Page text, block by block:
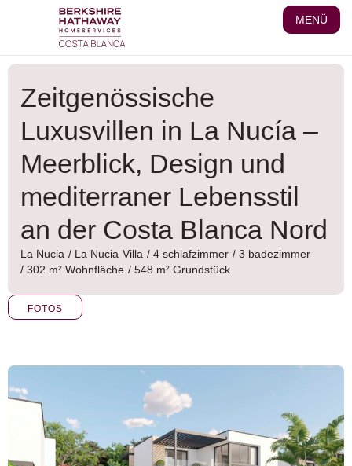
MENÜ
Zeitgenössische
Luxusvillen in La Nucía –
Meerblick, Design und
mediterraner Lebensstil
an der Costa Blanca Nord
La Nucia / La Nucia Villa / 4 schlafzimmer / 3 badezimmer
/ 302 m² Wohnfläche / 548 m² Grundstück
FOTOS